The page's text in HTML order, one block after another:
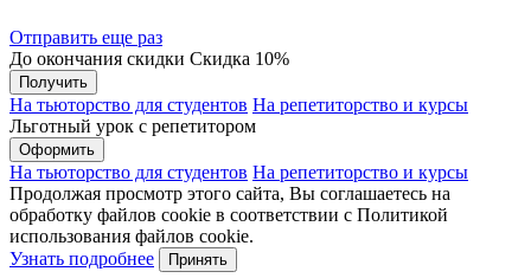
Отправить еще раз
До окончания скидки Скидка 10%
Получить
На тьюторство для студентов На репетиторство и курсы
Льготный урок с репетитором
Оформить
На тьюторство для студентов На репетиторство и курсы
Продолжая просмотр этого сайта, Вы соглашаетесь на
обработку файлов cookie в соответствии с Политикой
использования файлов cookie.
Узнать подробнее
Принять